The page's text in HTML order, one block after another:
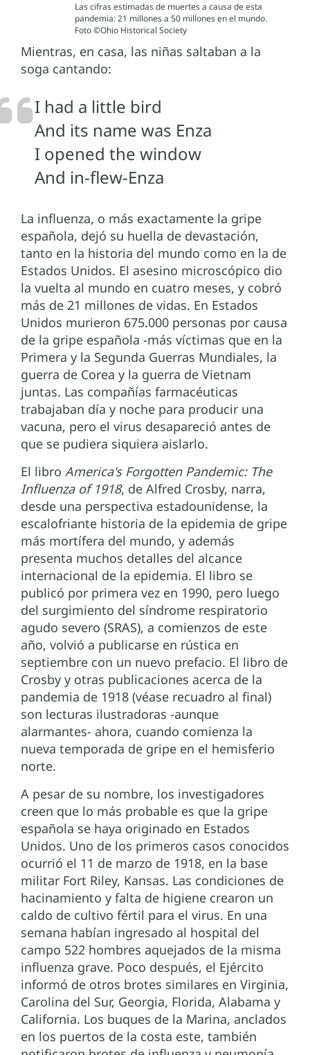
Las cifras estimadas de muertes a causa de esta
pandemia: 21 millones a 50 millones en el mundo.
Foto ©Ohio Historical Society
Mientras, en casa, las niñas saltaban a la
soga cantando:
I had a little bird
And its name was Enza
I opened the window
And in-flew-Enza
La influenza, o más exactamente la gripe
española, dejó su huella de devastación,
tanto en la historia del mundo como en la de
Estados Unidos. El asesino microscópico dio
la vuelta al mundo en cuatro meses, y cobró
más de 21 millones de vidas. En Estados
Unidos murieron 675.000 personas por causa
de la gripe española -más víctimas que en la
Primera y la Segunda Guerras Mundiales, la
guerra de Corea y la guerra de Vietnam
juntas. Las compañías farmacéuticas
trabajaban día y noche para producir una
vacuna, pero el virus desapareció antes de
que se pudiera siquiera aislarlo.
El libro America's Forgotten Pandemic: The
Influenza of 1918, de Alfred Crosby, narra,
desde una perspectiva estadounidense, la
escalofriante historia de la epidemia de gripe
más mortífera del mundo, y además
presenta muchos detalles del alcance
internacional de la epidemia. El libro se
publicó por primera vez en 1990, pero luego
del surgimiento del síndrome respiratorio
agudo severo (SRAS), a comienzos de este
año, volvió a publicarse en rústica en
septiembre con un nuevo prefacio. El libro de
Crosby y otras publicaciones acerca de la
pandemia de 1918 (véase recuadro al final)
son lecturas ilustradoras -aunque
alarmantes- ahora, cuando comienza la
nueva temporada de gripe en el hemisferio
norte.
A pesar de su nombre, los investigadores
creen que lo más probable es que la gripe
española se haya originado en Estados
Unidos. Uno de los primeros casos conocidos
ocurrió el 11 de marzo de 1918, en la base
militar Fort Riley, Kansas. Las condiciones de
hacinamiento y falta de higiene crearon un
caldo de cultivo fértil para el virus. En una
semana habían ingresado al hospital del
campo 522 hombres aquejados de la misma
influenza grave. Poco después, el Ejército
informó de otros brotes similares en Virginia,
Carolina del Sur, Georgia, Florida, Alabama y
California. Los buques de la Marina, anclados
en los puertos de la costa este, también